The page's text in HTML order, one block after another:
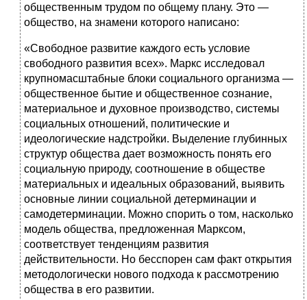
общественным трудом по общему плану. Это —
общество, на знамени которого написано:
«Свободное развитие каждого есть условие
свободного развития всех». Маркс исследовал
крупномасштабные блоки социального организма —
общественное бытие и общественное сознание,
материальное и духовное производство, системы
социальных отношений, политические и
идеологические надстройки. Выделение глубинных
структур общества дает возможность понять его
социальную природу, соотношение в обществе
материальных и идеальных образований, выявить
основные линии социальной детерминации и
самодетерминации. Можно спорить о том, насколько
модель общества, предложенная Марксом,
соответствует тенденциям развития
действительности. Но бесспорен сам факт открытия
методологически нового подхода к рассмотрению
общества в его развитии.